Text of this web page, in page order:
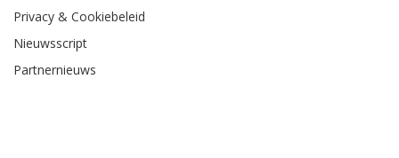
Privacy & Cookiebeleid
Nieuwsscript
Partnernieuws